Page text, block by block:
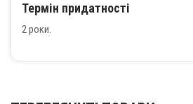
Термін придатності
2 роки.